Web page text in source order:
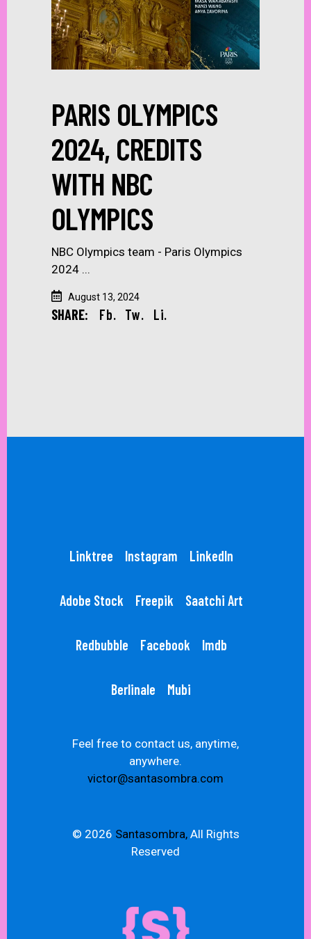
PARIS OLYMPICS
2024, CREDITS
WITH NBC
OLYMPICS
NBC Olympics team - Paris Olympics
2024
August 13, 2024
SHARE: Fb. Tw. Li.
Linktree Instagram LinkedIn
Adobe Stock Freepik Saatchi Art
Redbubble Facebook Imdb
Berlinale Mubi
Feel free to contact us, anytime,
anywhere.
victor@santasombra.com
© 2026 Santasombra,All Rights
Reserved